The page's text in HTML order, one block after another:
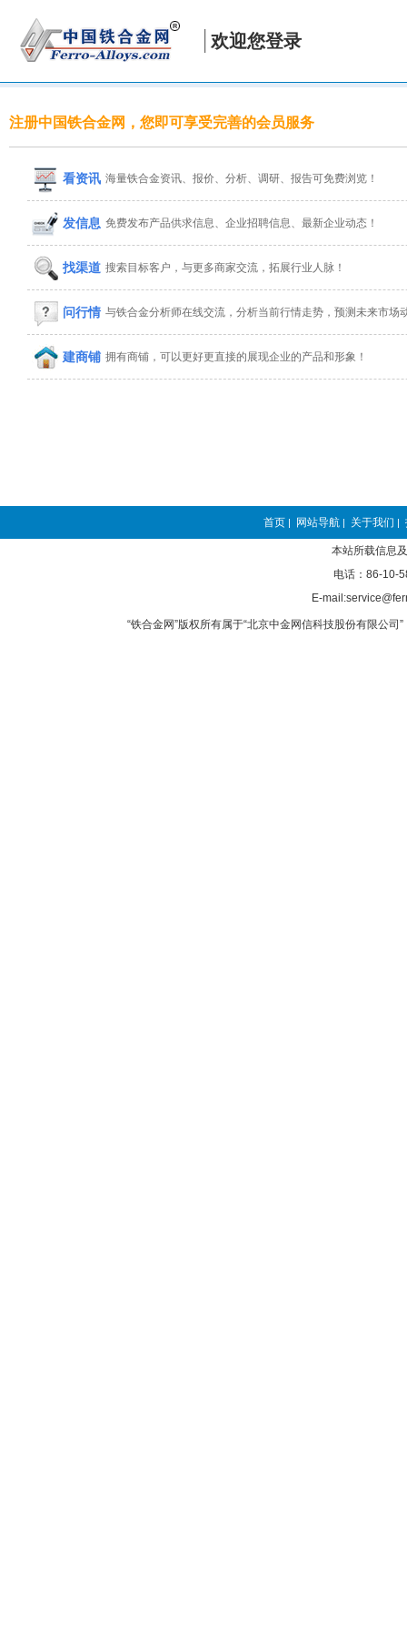
欢迎您登录
注册中国铁合金网，您即可享受完善的会员服务
看资讯 海量铁合金资讯、报价、分析、调研、报告可免费浏览！
发信息 免费发布产品供求信息、企业招聘信息、最新企业动态！
找渠道 搜索目标客户，与更多商家交流，拓展行业人脉！
问行情 与铁合金分析师在线交流，分析当前行情走势，预测未来市场
建商铺 拥有商铺，可以更好更直接的展现企业的产品和形象！
首页 | 网站导航 | 关于我们 |
本站所载信息
电话：86-10-
E-
“铁合金网”版权所有属于“北京中金网信科技股份有限公司